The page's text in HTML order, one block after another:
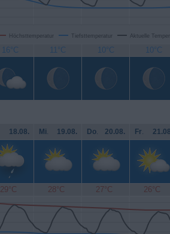
Höchsttemperatur Tiefsttemperatur Aktuelle
16°C 11°C 10°C 10°C
18.08. Mi. 19.08. Do. 20.08. Fr.
29°C 28°C 27°C 26°C